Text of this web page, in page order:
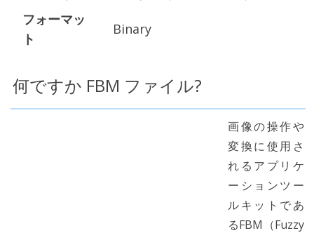
フォーマッ
ト
Binary
何ですか FBM ファイル?
画像の操作や
変換に使用さ
れるアプリケ
ーションツー
ルキットであ
るFBM（Fuzzy